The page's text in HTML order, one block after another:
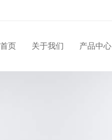
页 关于我们 产品中心